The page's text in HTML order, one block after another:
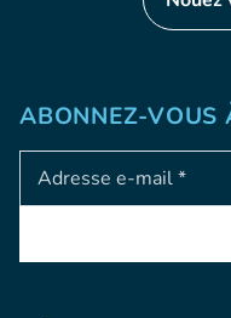
ABONNEZ-VOUS
Adresse e-mail